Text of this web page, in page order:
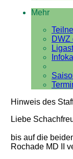
Mehr
DWZ
Hinweis des
Liebe
bis auf die
Rochade MD II